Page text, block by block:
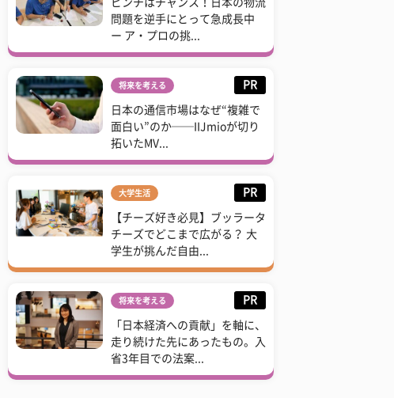
ピンチはチャンス！日本の物流
問題を逆手にとって急成長中
ー ア・プロの挑...
将来を考える PR
日本の通信市場はなぜ“複雑で
面白い”のか──IIJmioが切り
拓いたMV...
大学生活 PR
【チーズ好き必見】ブッラータ
チーズでどこまで広がる？ 大
学生が挑んだ自由...
将来を考える PR
「日本経済への貢献」を軸に、
走り続けた先にあったもの。入
省3年目での法案...